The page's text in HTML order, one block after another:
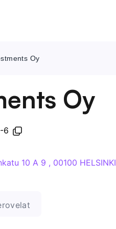
Oy
Oy
6
10 A 9 , 00100 HELSINKI